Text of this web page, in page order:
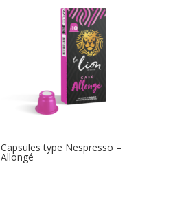
Capsules type Nespresso –
Allongé